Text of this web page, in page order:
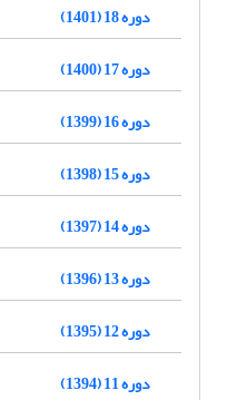
دوره 18 (1401)
دوره 17 (1400)
دوره 16 (1399)
دوره 15 (1398)
دوره 14 (1397)
دوره 13 (1396)
دوره 12 (1395)
دوره 11 (1394)